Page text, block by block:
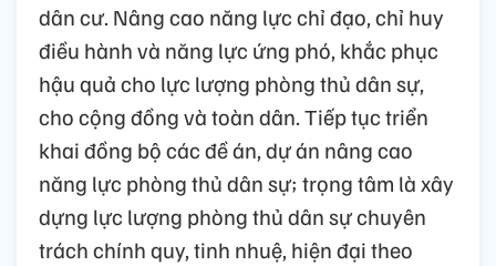
dân cư. Nâng cao năng lực chỉ đạo, chỉ huy
điều hành và năng lực ứng phó, khắc phục
hậu quả cho lực lượng phòng thủ dân sự,
cho cộng đồng và toàn dân. Tiếp tục triển
khai đồng bộ các đề án, dự án nâng cao
năng lực phòng thủ dân sự; trọng tâm là xây
dựng lực lượng phòng thủ dân sự chuyên
trách chính quy, tinh nhuệ, hiện đại theo